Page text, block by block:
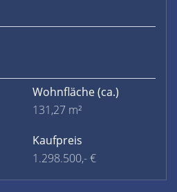
Wohnfläche(ca.)
131,27 m²
Kaufpreis
1.298.500,- €